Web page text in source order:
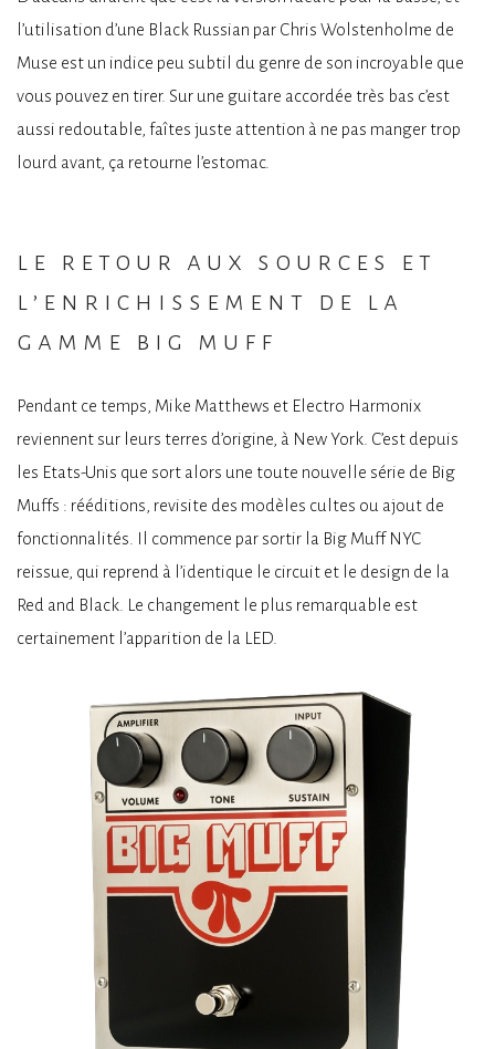
l’utilisation d’une Black Russian par Chris Wolstenholme de
Muse est un indice peu subtil du genre de son incroyable que
vous pouvez en tirer. Sur une guitare accordée très bas c’est
aussi redoutable, faîtes juste attention à ne pas manger trop
lourd avant, ça retourne l’estomac.
le retour aux sources et
l’enrichissement de la
gamme big muff
Pendant ce temps, Mike Matthews et Electro Harmonix
reviennent sur leurs terres d’origine, à New York. C’est depuis
les Etats-Unis que sort alors une toute nouvelle série de Big
Muffs : rééditions, revisite des modèles cultes ou ajout de
fonctionnalités. Il commence par sortir la Big Muff NYC
reissue, qui reprend à l’identique le circuit et le design de la
Red and Black. Le changement le plus remarquable est
certainement l’apparition de la LED.